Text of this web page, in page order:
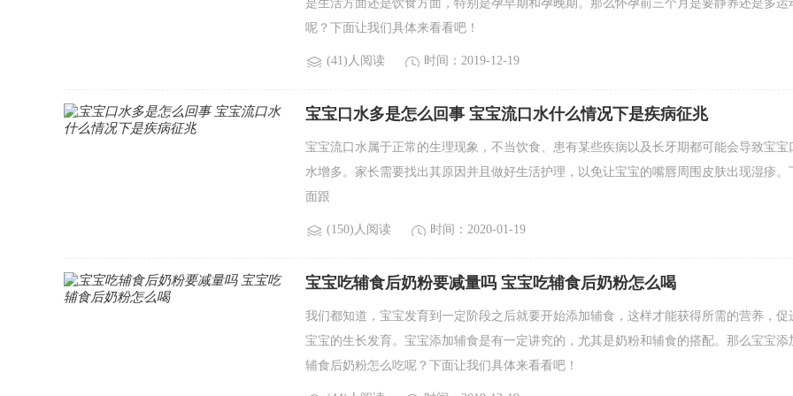
是生活方面还是饮食方面，特别是孕早期和孕晚期。那么怀孕前三个月是要静养还是多运
呢？下面让我们具体来看看吧！
(41)人阅读 时间：2019-12-19
宝宝口水多是怎么回事 宝宝流口水什么情况下是疾病征兆
宝宝流口水属于正常的生理现象，不当饮食、患有某些疾病以及长牙期都可能会导致宝宝
水增多。家长需要找出其原因并且做好生活护理，以免让宝宝的嘴唇周围皮肤出现湿疹。
面跟
(150)人阅读 时间：2020-01-19
宝宝吃辅食后奶粉要减量吗 宝宝吃辅食后奶粉怎么喝
我们都知道，宝宝发育到一定阶段之后就要开始添加辅食，这样才能获得所需的营养，促
宝宝的生长发育。宝宝添加辅食是有一定讲究的，尤其是奶粉和辅食的搭配。那么宝宝添
辅食后奶粉怎么吃呢？下面让我们具体来看看吧！